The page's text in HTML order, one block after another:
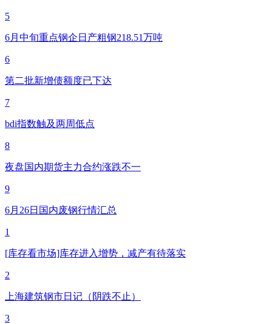
5
6月中旬重点钢企日产粗钢218.51万吨
6
第二批新增债额度已下达
7
bdi指数触及两周低点
8
夜盘国内期货主力合约涨跌不一
9
6月26日国内废钢行情汇总
1
[库存看市场]库存进入增势，减产有待落实
2
上海建筑钢市日记（阴跌不止）
3